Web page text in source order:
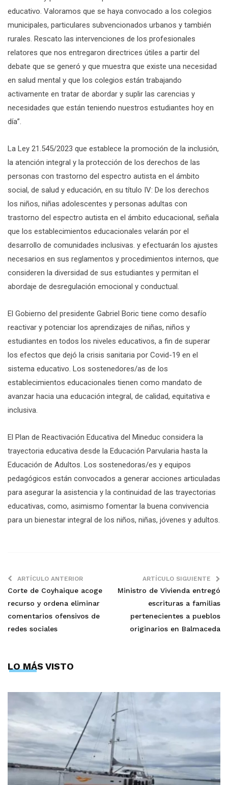
educativo. Valoramos que se haya convocado a los colegios
municipales, particulares subvencionados urbanos y también
rurales. Rescato las intervenciones de los profesionales
relatores que nos entregaron directrices útiles a partir del
debate que se generó y que muestra que existe una necesidad
en salud mental y que los colegios están trabajando
activamente en tratar de abordar y suplir las carencias y
necesidades que están teniendo nuestros estudiantes hoy en
día”.
La Ley 21.545/2023 que establece la promoción de la inclusión,
la atención integral y la protección de los derechos de las
personas con trastorno del espectro autista en el ámbito
social, de salud y educación, en su título IV: De los derechos
los niños, niñas adolescentes y personas adultas con
trastorno del espectro autista en el ámbito educacional, señala
que los establecimientos educacionales velarán por el
desarrollo de comunidades inclusivas. y efectuarán los ajustes
necesarios en sus reglamentos y procedimientos internos, que
consideren la diversidad de sus estudiantes y permitan el
abordaje de desregulación emocional y conductual.
El Gobierno del presidente Gabriel Boric tiene como desafío
reactivar y potenciar los aprendizajes de niñas, niños y
estudiantes en todos los niveles educativos, a fin de superar
los efectos que dejó la crisis sanitaria por Covid-19 en el
sistema educativo. Los sostenedores/as de los
establecimientos educacionales tienen como mandato de
avanzar hacia una educación integral, de calidad, equitativa e
inclusiva.
El Plan de Reactivación Educativa del Mineduc considera la
trayectoria educativa desde la Educación Parvularia hasta la
Educación de Adultos. Los sostenedoras/es y equipos
pedagógicos están convocados a generar acciones articuladas
para asegurar la asistencia y la continuidad de las trayectorias
educativas, como, asimismo fomentar la buena convivencia
para un bienestar integral de los niños, niñas, jóvenes y adultos.
ARTÍCULO ANTERIOR
Corte de Coyhaique acoge
recurso y ordena eliminar
comentarios ofensivos de
redes sociales
ARTÍCULO SIGUIENTE
Ministro de Vivienda entregó
escrituras a familias
pertenecientes a pueblos
originarios en Balmaceda
LO MÁS VISTO